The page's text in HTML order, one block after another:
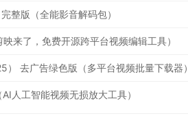
整版（全能影音解码包）
来了，免费开源跨平台视频编辑工具）
去广告绿色版（多平台视频批量下载器）
人工智能视频无损放大工具）